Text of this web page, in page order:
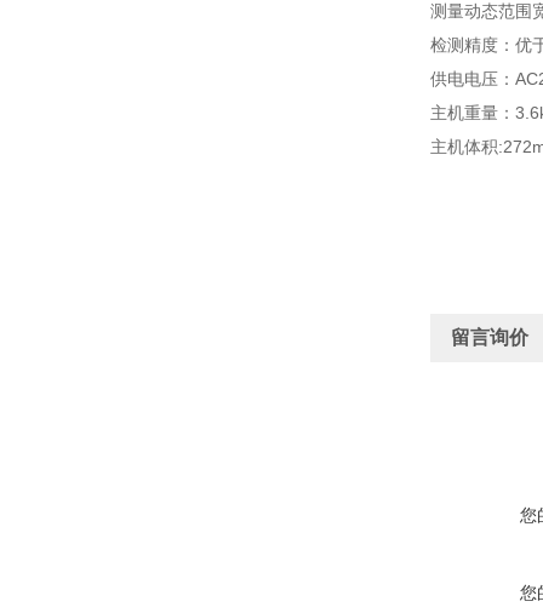
测量动态范围
检测精度：优
供电电压：
主机重量：
主机体积
留言询价
您
您